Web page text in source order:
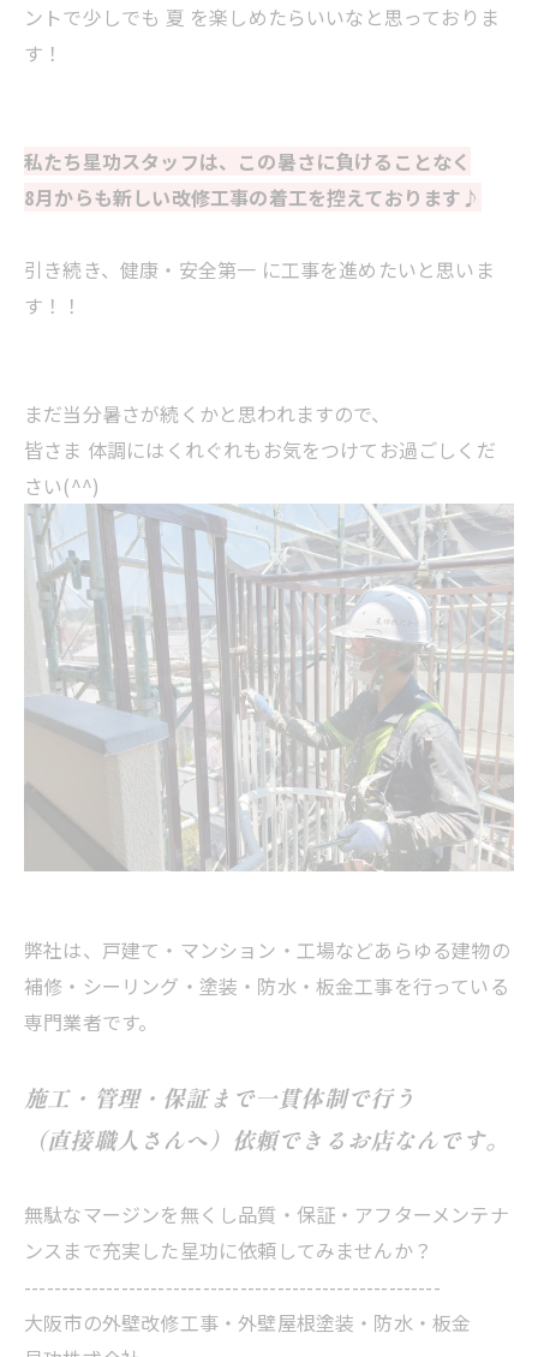
ントで少しでも 夏 を楽しめたらいいなと思っておりま
す！
私たち星功スタッフは、この暑さに負けることなく
8月からも新しい改修工事の着工を控えております♪
引き続き、健康・安全第一 に工事を進めたいと思いま
す！！
まだ当分暑さが続くかと思われますので、
皆さま 体調にはくれぐれもお気をつけてお過ごしくだ
さい(^^)
弊社は、戸建て・マンション・工場などあらゆる建物の
補修・シーリング・塗装・防水・板金工事を行っている
専門業者です。
施工・管理・保証まで一貫体制で行う
（直接職人さんへ）依頼できるお店なんです。
無駄なマージンを無くし品質・保証・アフターメンテナ
ンスまで充実した星功に依頼してみませんか？
--------------------------------------------------------
大阪市の外壁改修工事・外壁屋根塗装・防水・板金